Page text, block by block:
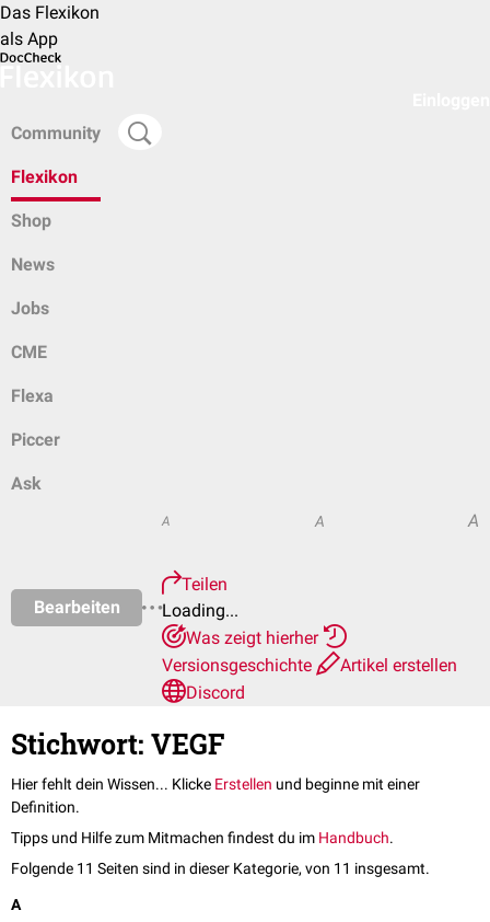
Das Flexikon
als App
Community
Flexikon
Shop
News
Jobs
CME
Flexa
Piccer
Ask
Bearbeiten
A A A
Teilen
Loading...
Was zeigt hierher
Versionsgeschichte
Artikel erstellen
Discord
Stichwort: VEGF
Hier fehlt dein Wissen... Klicke Erstellen und beginne mit einer
Definition.
Tipps und Hilfe zum Mitmachen findest du im Handbuch.
Folgende 11 Seiten sind in dieser Kategorie, von 11 insgesamt.
A